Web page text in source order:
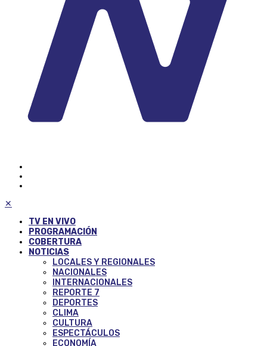
✕
TV EN VIVO
PROGRAMACIÓN
COBERTURA
NOTICIAS
LOCALES Y REGIONALES
NACIONALES
INTERNACIONALES
REPORTE 7
DEPORTES
CLIMA
CULTURA
ESPECTÁCULOS
ECONOMÍA